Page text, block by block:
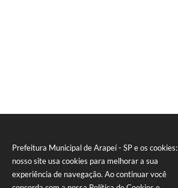
Prefeitura Municipal de Arapeí - SP e os cookies:
nosso site usa cookies para melhorar a sua
experiência de navegação. Ao continuar você